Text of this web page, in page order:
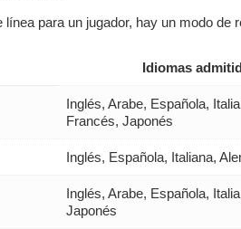
para un jugador, hay un modo de
Idiomas
Inglés, Arabe, Española,
Francés, Japonés
Inglés, Española, Italiana,
Inglés, Arabe, Española,
Japonés